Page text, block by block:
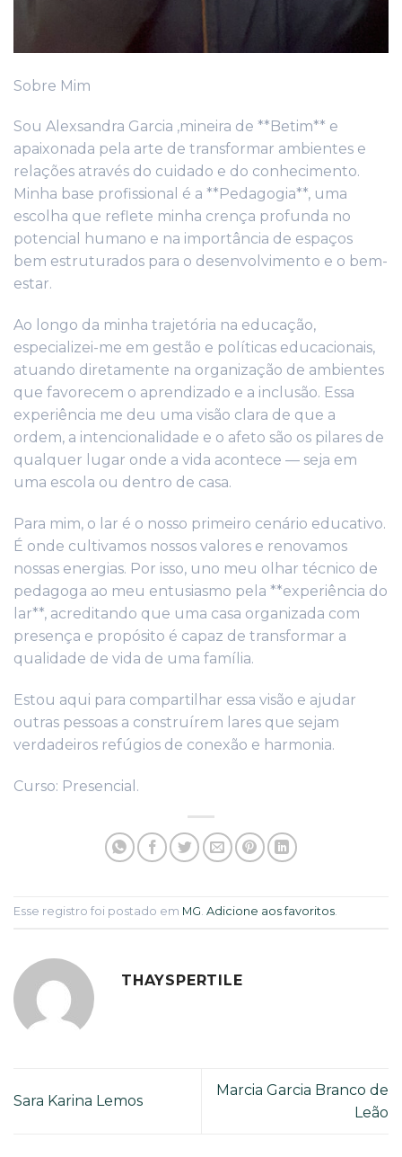
Sobre Mim
Sou Alexsandra Garcia ,mineira de **Betim** e
apaixonada pela arte de transformar ambientes e
relações através do cuidado e do conhecimento.
Minha base profissional é a **Pedagogia**, uma
escolha que reflete minha crença profunda no
potencial humano e na importância de espaços
bem estruturados para o desenvolvimento e o bem-
estar.
Ao longo da minha trajetória na educação,
especializei-me em gestão e políticas educacionais,
atuando diretamente na organização de ambientes
que favorecem o aprendizado e a inclusão. Essa
experiência me deu uma visão clara de que a
ordem, a intencionalidade e o afeto são os pilares de
qualquer lugar onde a vida acontece — seja em
uma escola ou dentro de casa.
Para mim, o lar é o nosso primeiro cenário educativo.
É onde cultivamos nossos valores e renovamos
nossas energias. Por isso, uno meu olhar técnico de
pedagoga ao meu entusiasmo pela **experiência do
lar**, acreditando que uma casa organizada com
presença e propósito é capaz de transformar a
qualidade de vida de uma família.
Estou aqui para compartilhar essa visão e ajudar
outras pessoas a construírem lares que sejam
verdadeiros refúgios de conexão e harmonia.
Curso: Presencial.
Esse registro foi postado em MG. Adicione aos favoritos.
THAYSPERTILE
Sara Karina Lemos
Marcia Garcia Branco de
Leão